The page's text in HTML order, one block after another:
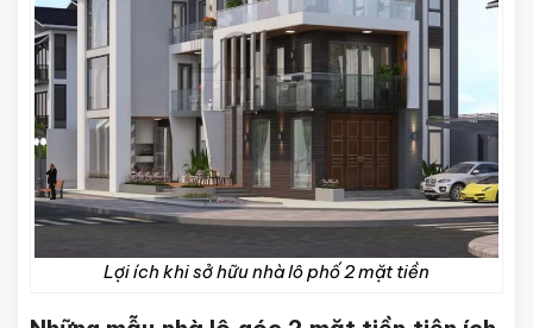
Lợi ích khi sở hữu nhà lô phố 2 mặt tiền